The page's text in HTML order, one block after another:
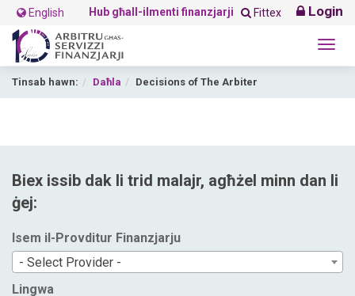
English Hub għall-ilmenti finanzjarji Fittex Login
Tinsab hawn: Daħla Decisions of The Arbiter
Biex issib dak li trid malajr, agħżel minn dan li
ġej:
Isem il-Provditur Finanzjarju
- Select Provider -
Lingwa